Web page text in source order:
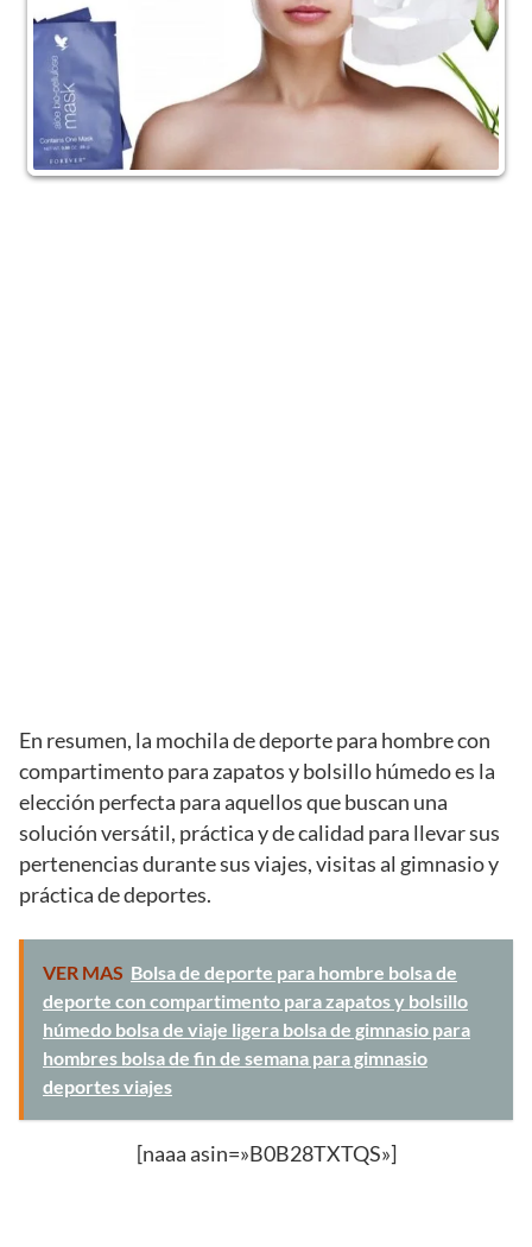
En resumen, la mochila de deporte para hombre con
compartimento para zapatos y bolsillo húmedo es la
elección perfecta para aquellos que buscan una
solución versátil, práctica y de calidad para llevar sus
pertenencias durante sus viajes, visitas al gimnasio y
práctica de deportes.
VER MAS Bolsa de deporte para hombre bolsa de
deporte con compartimento para zapatos y bolsillo
húmedo bolsa de viaje ligera bolsa de gimnasio para
hombres bolsa de fin de semana para gimnasio
deportes viajes
[naaa asin=»B0B28TXTQS»]